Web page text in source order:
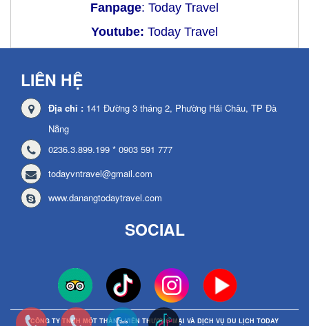
Fanpage: Today Travel
Youtube: Today Travel
LIÊN HỆ
Địa chỉ : 141 Đường 3 tháng 2, Phường Hải Châu, TP Đà
Nẵng
0236.3.899.199 * 0903 591 777
todayvntravel@gmail.com
www.danangtodaytravel.com
SOCIAL
CÔNG TY TNHH MỘT THÀNH VIÊN THƯƠNG MẠI VÀ DỊCH VỤ DU LỊCH TODAY